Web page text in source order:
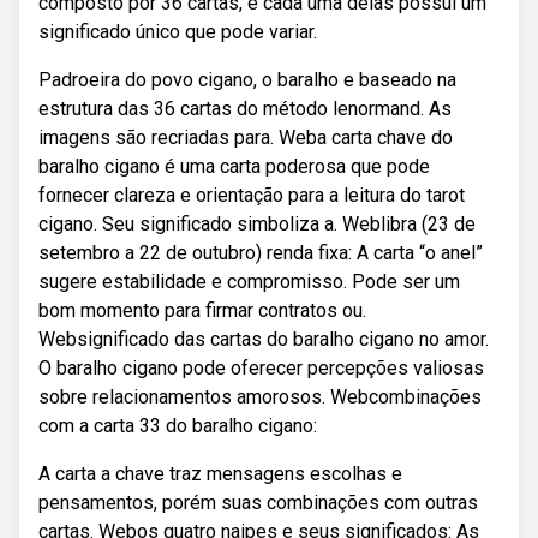
significado único que pode variar.
Padroeira do povo cigano, o baralho e baseado na
estrutura das 36 cartas do método lenormand. As
imagens são recriadas para. Weba carta chave do
baralho cigano é uma carta poderosa que pode
fornecer clareza e orientação para a leitura do tarot
cigano. Seu significado simboliza a. Weblibra (23 de
setembro a 22 de outubro) renda fixa: A carta “o anel”
sugere estabilidade e compromisso. Pode ser um
bom momento para firmar contratos ou.
Websignificado das cartas do baralho cigano no amor.
O baralho cigano pode oferecer percepções valiosas
sobre relacionamentos amorosos. Webcombinações
com a carta 33 do baralho cigano:
A carta a chave traz mensagens escolhas e
pensamentos, porém suas combinações com outras
cartas. Webos quatro naipes e seus significados: As